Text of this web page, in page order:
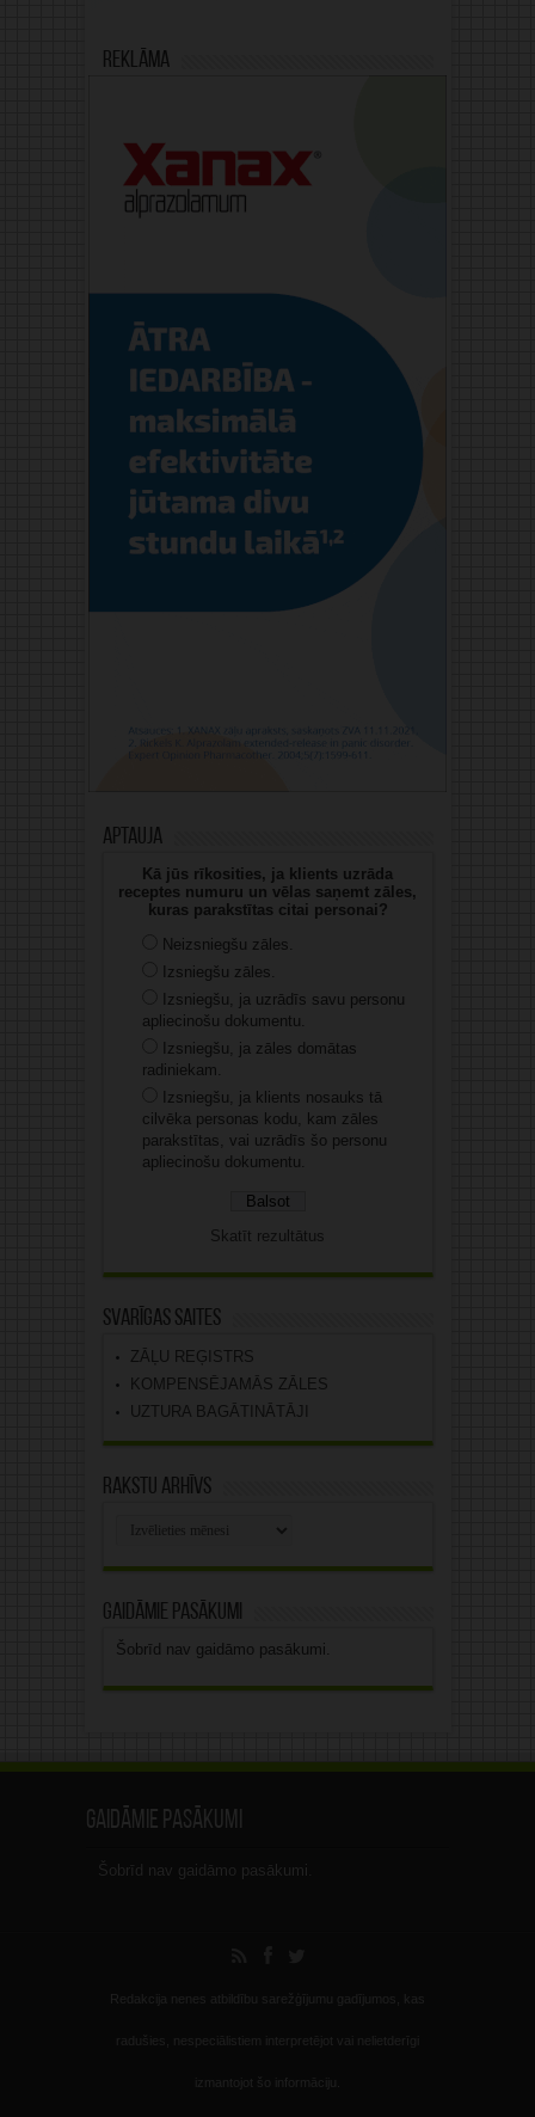
Reklāma
Aptauja
Kā jūs rīkosities, ja klients uzrāda
receptes numuru un vēlas saņemt zāles,
kuras parakstītas citai personai?
Neizsniegšu zāles.
Izsniegšu zāles.
Izsniegšu, ja uzrādīs savu personu
apliecinošu dokumentu.
Izsniegšu, ja zāles domātas
radiniekam.
Izsniegšu, ja klients nosauks tā
cilvēka personas kodu, kam zāles
parakstītas, vai uzrādīs šo personu
apliecinošu dokumentu.
Skatīt rezultātus
Svarīgas saites
ZĀĻU REĢISTRS
KOMPENSĒJAMĀS ZĀLES
UZTURA BAGĀTINĀTĀJI
Rakstu arhīvs
Gaidāmie pasākumi
Šobrīd nav gaidāmo pasākumi.
Gaidāmie pasākumi
Šobrīd nav gaidāmo pasākumi.
Redakcija nenes atbildību sarežģījumu gadījumos, kas